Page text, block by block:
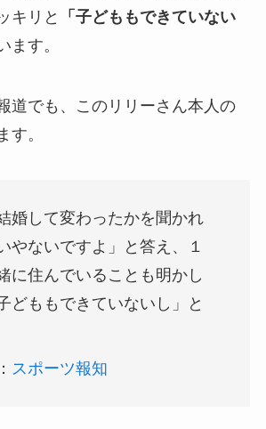
キリと
「子どももできていない
ます。
道でも、このリリーさん本人の
す。
婚して変わったかを聞かれ
やないですよ」と答え、１
に住んでいることも明かし
どももできていないし」と
スポーツ報知